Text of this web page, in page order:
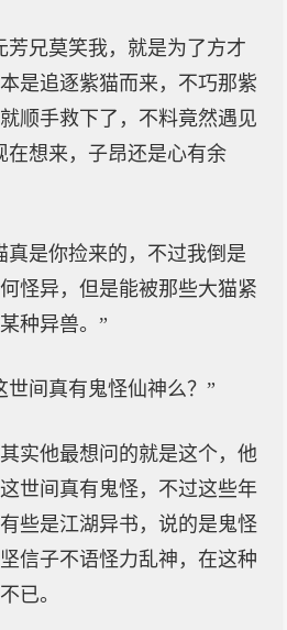
芳兄莫笑我，就是为了方才
是追逐紫猫而来，不巧那紫
顺手救下了，不料竟然遇见
在想来，子昂还是心有余
真是你捡来的，不过我倒是
怪异，但是能被那些大猫紧
种异兽。”
世间真有鬼怪仙神么？”
实他最想问的就是这个，他
世间真有鬼怪，不过这些年
些是江湖异书，说的是鬼怪
信子不语怪力乱神，在这种
已。